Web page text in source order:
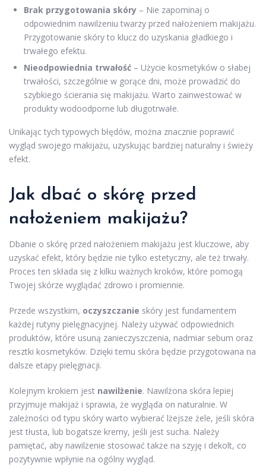
Brak przygotowania skóry – Nie zapominaj o
odpowiednim nawilżeniu twarzy przed nałożeniem makijażu.
Przygotowanie skóry to klucz do uzyskania gładkiego i
trwałego efektu.
Nieodpowiednia trwałość – Użycie kosmetyków o słabej
trwałości, szczególnie w gorące dni, może prowadzić do
szybkiego ścierania się makijażu. Warto zainwestować w
produkty wodoodporne lub długotrwałe.
Unikając tych typowych błędów, można znacznie poprawić
wygląd swojego makijażu, uzyskując bardziej naturalny i świeży
efekt.
Jak dbać o skórę przed
nałożeniem makijażu?
Dbanie o skórę przed nałożeniem makijażu jest kluczowe, aby
uzyskać efekt, który będzie nie tylko estetyczny, ale też trwały.
Proces ten składa się z kilku ważnych kroków, które pomogą
Twojej skórze wyglądać zdrowo i promiennie.
Przede wszystkim, oczyszczanie skóry jest fundamentem
każdej rutyny pielęgnacyjnej. Należy używać odpowiednich
produktów, które usuną zanieczyszczenia, nadmiar sebum oraz
resztki kosmetyków. Dzięki temu skóra będzie przygotowana na
dalsze etapy pielęgnacji.
Kolejnym krokiem jest nawilżenie. Nawilżona skóra lepiej
przyjmuje makijaż i sprawia, że wygląda on naturalnie. W
zależności od typu skóry warto wybierać lżejsze żele, jeśli skóra
jest tłusta, lub bogatsze kremy, jeśli jest sucha. Należy
pamiętać, aby nawilżenie stosować także na szyję i dekolt, co
pozytywnie wpłynie na ogólny wygląd.